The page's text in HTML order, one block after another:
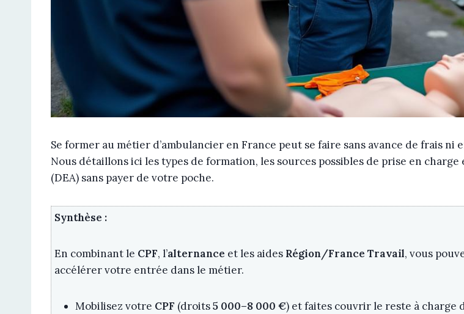
Se former au métier d’ambulancier en France peut se faire sans avance de frais
Nous détaillons ici les types de formation, les sources possibles de prise en
(DEA) sans payer de votre poche.
Synthèse :
En combinant le CPF, l’alternance et les aides Région/France Travail, vous
accélérer votre entrée dans le métier.
Mobilisez votre CPF (droits5 000–8 000 €) et faites couvrir le reste à charge